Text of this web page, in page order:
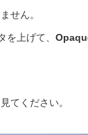
せん。
を上げて、
てください。